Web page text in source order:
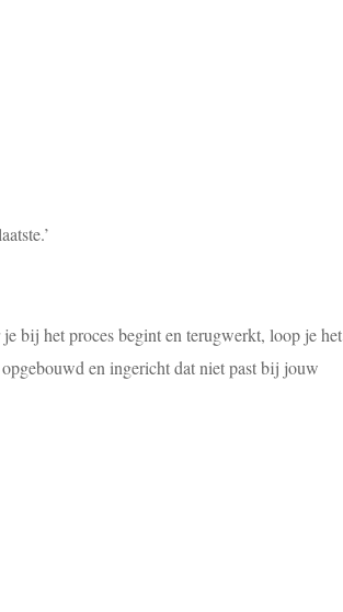
bij het proces begint en terugwerkt, loop je het
en ingericht dat niet past bij jouw